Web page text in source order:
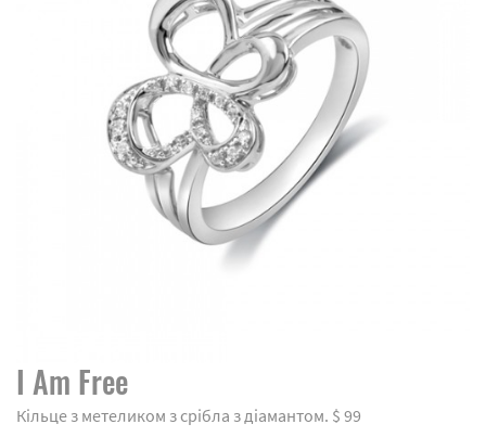
I Am Free
Кільце з метеликом з срібла з діамантом. $ 99